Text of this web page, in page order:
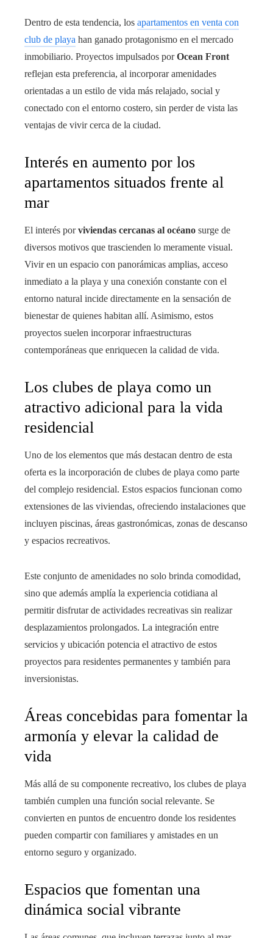
Dentro de esta tendencia, los apartamentos en venta con
club de playa han ganado protagonismo en el mercado
inmobiliario. Proyectos impulsados porOcean Front
reflejan esta preferencia, al incorporar amenidades
orientadas a un estilo de vida más relajado, social y
conectado con el entorno costero, sin perder de vista las
ventajas de vivir cerca de la ciudad.
Interés en aumento por los
apartamentos situados frente al
mar
El interés porviviendas cercanas al océano surge de
diversos motivos que trascienden lo meramente visual.
Vivir en un espacio con panorámicas amplias, acceso
inmediato a la playa y una conexión constante con el
entorno natural incide directamente en la sensación de
bienestar de quienes habitan allí. Asimismo, estos
proyectos suelen incorporar infraestructuras
contemporáneas que enriquecen la calidad de vida.
Los clubes de playa como un
atractivo adicional para la vida
residencial
Uno de los elementos que más destacan dentro de esta
oferta es la incorporación de clubes de playa como parte
del complejo residencial. Estos espacios funcionan como
extensiones de las viviendas, ofreciendo instalaciones que
incluyen piscinas, áreas gastronómicas, zonas de descanso
y espacios recreativos.
Este conjunto de amenidades no solo brinda comodidad,
sino que además amplía la experiencia cotidiana al
permitir disfrutar de actividades recreativas sin realizar
desplazamientos prolongados. La integración entre
servicios y ubicación potencia el atractivo de estos
proyectos para residentes permanentes y también para
inversionistas.
Áreas concebidas para fomentar la
armonía y elevar la calidad de
vida
Más allá de su componente recreativo, los clubes de playa
también cumplen una función social relevante. Se
convierten en puntos de encuentro donde los residentes
pueden compartir con familiares y amistades en un
entorno seguro y organizado.
Espacios que fomentan una
dinámica social vibrante